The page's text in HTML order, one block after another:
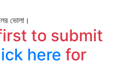
ভোলা।
to submit
here for